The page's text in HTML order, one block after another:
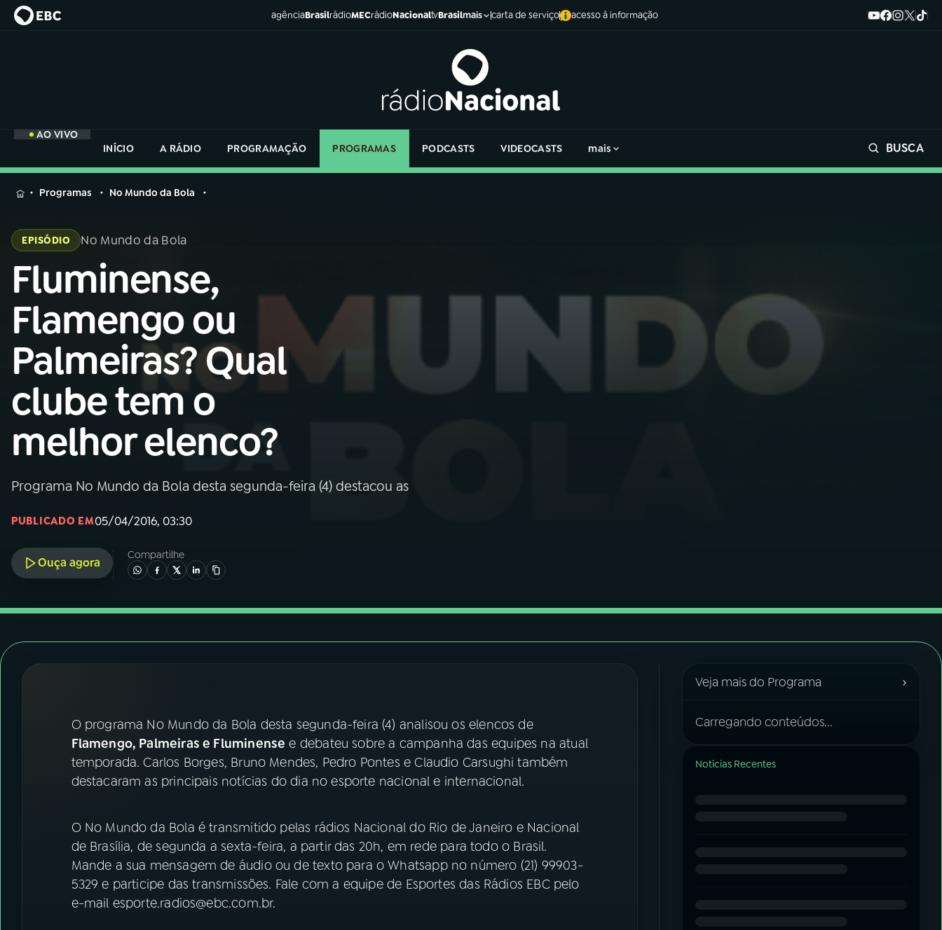
agênciaBrasilrádioMECrádioNacionaltvBrasilmais carta de serviço acesso à informação
AO VIVO
INÍCIO
A RÁDIO PROGRAMAÇÃO PROGRAMAS PODCASTS VIDEOCASTS mais BUSCA
MENU
Buscar
na
Rádio
Nacional
01 INÍCIO
02 A RÁDIO
03PROGRAMAÇÃO
04PROGRAMAS
ACOMPANHE A RÁDIO NACIONAL
YouTube Facebook
Instagram X
na
Rádio
Programas No Mundo da Bola
EPISÓDIO No Mundo da Bola
Fluminense,
Flamengo ou
Palmeiras? Qual
clube tem o
melhor elenco?
Programa No Mundo da Bola desta segunda-feira (4) destacou as
PUBLICADO EM05/04/2016, 03:30
Ouça agora
Compartilhe
O programa No Mundo da Bola desta segunda-feira (4) analisou os elencos de
Flamengo, Palmeiras e Fluminense e debateu sobre a campanha das equipes na atual
temporada. Carlos Borges, Bruno Mendes, Pedro Pontes e Claudio Carsughi também
destacaram as principais notícias do dia no esporte nacional e internacional.
O No Mundo da Bola é transmitido pelas rádios Nacional do Rio de Janeiro e Nacional
de Brasília, de segunda a sexta-feira, a partir das 20h, em rede para todo o Brasil.
Mande a sua mensagem de áudio ou de texto para o Whatsapp no número (21) 99903-
5329 e participe das transmissões. Fale com a equipe de Esportes das Rádios EBC pelo
e-mail esporte.radios@ebc.com.br.
Veja mais do Programa ›
Carregando conteúdos...
Notícias Recentes